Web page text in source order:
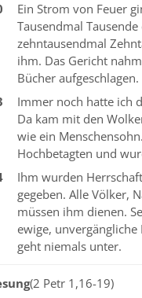
Ein Strom von Feuer
Tausendmal
zehntausendmal
ihm. Das Gericht
Bücher aufgeschlagen.
Immer noch hatte ich
Da kam mit den
wie ein
Hochbetagten und
Ihm wurden
gegeben. Alle Völker,
müssen ihm dienen.
ewige, unvergängliche
geht niemals unter.
(2 Petr 1,16-19)